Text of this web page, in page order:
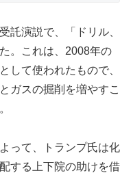
託演説で、「ドリル、
。これは、2008年の
して使われたもので、
ガスの掘削を増やすこ
って、トランプ氏は化
する上下院の助けを借